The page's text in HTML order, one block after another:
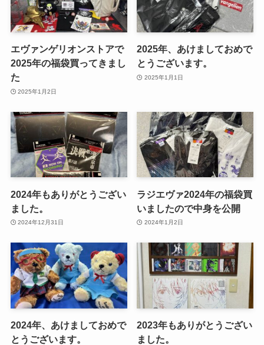
エヴァンゲリオンストアで
2025年の福袋買ってきまし
た
2025年1月2日
2025年、あけましておめで
とうございます。
2025年1月1日
2024年もありがとうござい
ました。
2024年12月31日
ラジエヴァ2024年の福袋買
いましたので中身を公開
2024年1月2日
2024年、あけましておめで
とうございます。
2023年もありがとうござい
ました。